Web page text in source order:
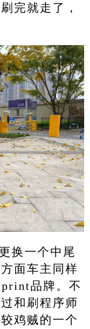
完就走了，
换一个中尾
面车主同样
品牌。不
和刷程序师
鸡贼的一个